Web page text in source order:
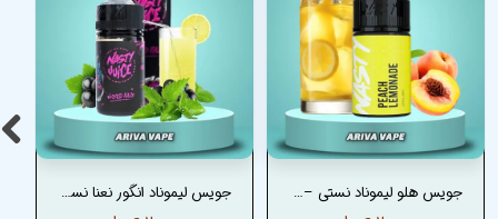
جویس لیموناد انگور نعنا نستی –NASTY WICKED HAZE JUICE جویس هلو لیموناد نستی –NASTY PEACH LEMONADE JUICE